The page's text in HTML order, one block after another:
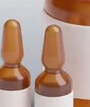
9. pañales
10 nivea